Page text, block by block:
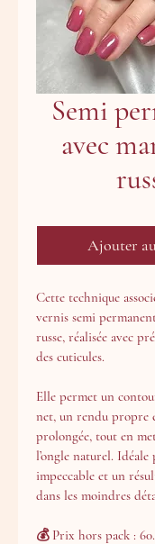
Semi
avec
Ajouter
Cette technique
vernis semi
russe, réalisée avec
des cuticules.
Elle permet un
net, un rendu propre
prolongée, tout en
l’ongle naturel.
impeccable et un
dans les moindres
💰 Prix hors pack :